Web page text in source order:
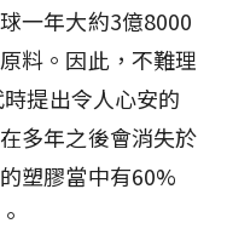
一年大約3億8000
料。因此，不難理
提出令人心安的
多年之後會消失於
塑膠當中有60%